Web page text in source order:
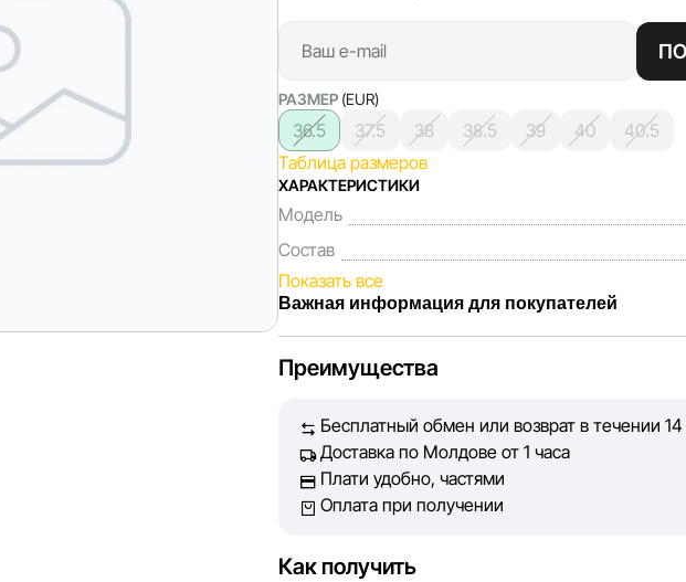
РАЗМЕР (EUR)
36.5 37.5 38 38.5 39 40
40.5
Таблица размеров
ХАРАКТЕРИСТИКИ
Модель
Состав
Показать все
Важная информация для покупателей
Каждый день мы работаем над тем, чтобы
Наша цель — обеспечить вас достоверной
принять лучшее решение о покупке.
Однако, несмотря на постоянный контроль,
технических ошибок или сбоев. Мы также не
Преимущества
Бесплатный обмен или возврат в течении
Доставка по Молдове от 1 часа
Плати удобно, частями
Оплата при получении
Как получить